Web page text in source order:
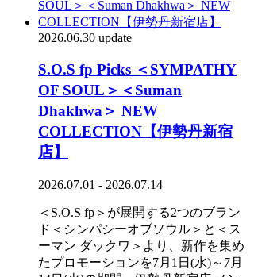
2026.06.30 update
S.O.S fp Picks ＜SYMPATHY
OF SOUL＞＜Suman
Dhakhwa＞ NEW
COLLECTION【伊勢丹新宿
店】
2026.07.01 - 2026.07.14
＜S.O.S fp＞が展開する2つのブラン
ド＜シンパシーオブソウル＞と＜ス
ーマン ダックワ＞より、新作を集め
たプロモーションを7月1日(水)～7月